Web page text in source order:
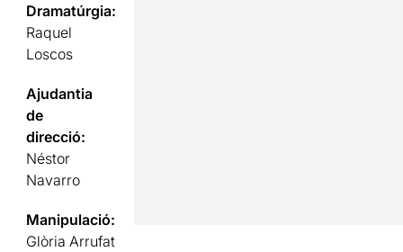
Dramatúrgia:
Raquel
Loscos
Ajudantia
de
direcció:
Néstor
Navarro
Manipulació:
Glòria Arrufat